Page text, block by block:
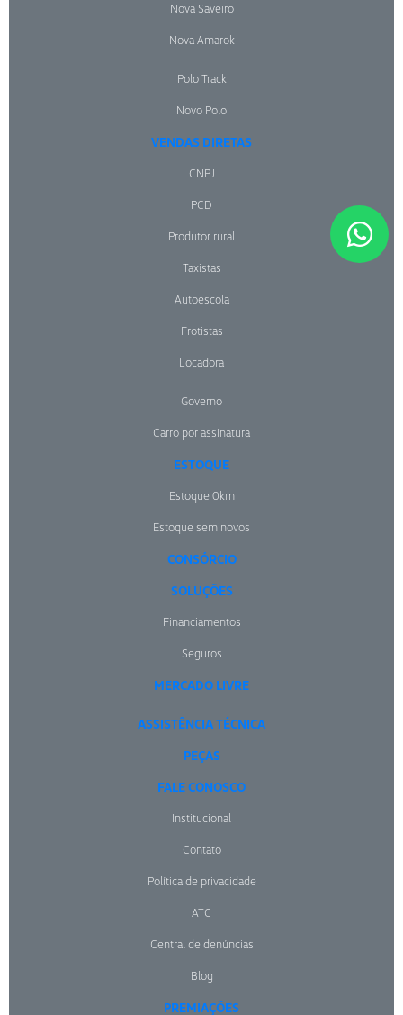
Nova Saveiro
Nova Amarok
Polo Track
Novo Polo
VENDAS DIRETAS
CNPJ
PCD
Produtor rural
Taxistas
Autoescola
Frotistas
Locadora
Governo
Carro por assinatura
ESTOQUE
Estoque 0km
Estoque seminovos
CONSÓRCIO
SOLUÇÕES
Financiamentos
Seguros
MERCADO LIVRE
ASSISTÊNCIA TÉCNICA
PEÇAS
FALE CONOSCO
Institucional
Contato
Política de privacidade
ATC
Central de denúncias
Blog
PREMIAÇÕES